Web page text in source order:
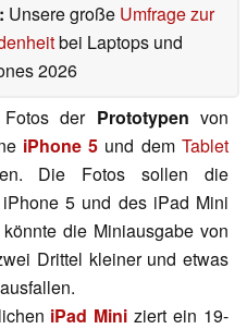
Unsere große Umfrage zur
bei Laptops und
2026
der Prototypen von
iPhone 5 und demTablet
Die Fotos sollen die
5 und des iPad Mini
die Miniausgabe von
Drittel kleiner und etwas
ausfallen.
iPad Mini ziert ein 19-